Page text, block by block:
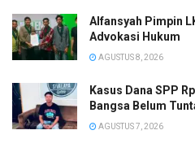
Alfansyah Pimpin
Advokasi Hukum
AGUSTUS 8, 2026
Kasus Dana SPP
Bangsa Belum
AGUSTUS 7, 2026